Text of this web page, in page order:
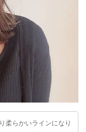
柔らかいラインになり